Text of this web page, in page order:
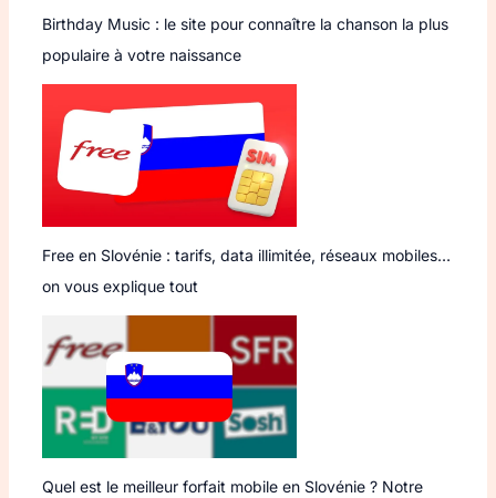
Birthday Music : le site pour connaître la chanson la plus
populaire à votre naissance
Free en Slovénie : tarifs, data illimitée, réseaux mobiles…
on vous explique tout
Quel est le meilleur forfait mobile en Slovénie ? Notre